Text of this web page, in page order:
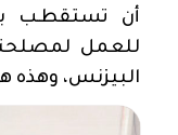
أن تستقطـب
للعمل
البيزنس، وهذه